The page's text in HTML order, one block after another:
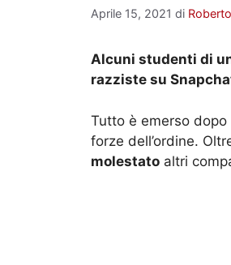
Aprile 15, 2021 di
Alcuni studenti di
razziste su
Tutto è emerso
forze dell’ordine.
molestato altri